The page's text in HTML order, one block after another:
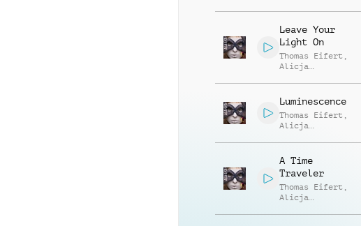
Leave Your
Light On
Thomas Eifert ,
Alicja
Luminescence
Thomas Eifert ,
Alicja
A Time
Traveler
Thomas Eifert ,
Alicja